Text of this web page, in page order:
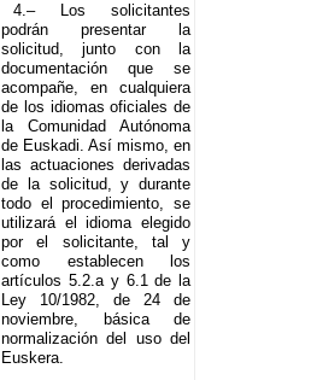
4.– Los solicitantes
podrán presentar la
solicitud, junto con la
documentación que se
acompañe, en cualquiera
de los idiomas oficiales de
la Comunidad Autónoma
de Euskadi. Así mismo, en
las actuaciones derivadas
de la solicitud, y durante
todo el procedimiento, se
utilizará el idioma elegido
por el solicitante, tal y
como establecen los
artículos 5.2.a y 6.1 de la
Ley 10/1982, de 24 de
noviembre, básica de
normalización del uso del
Euskera.